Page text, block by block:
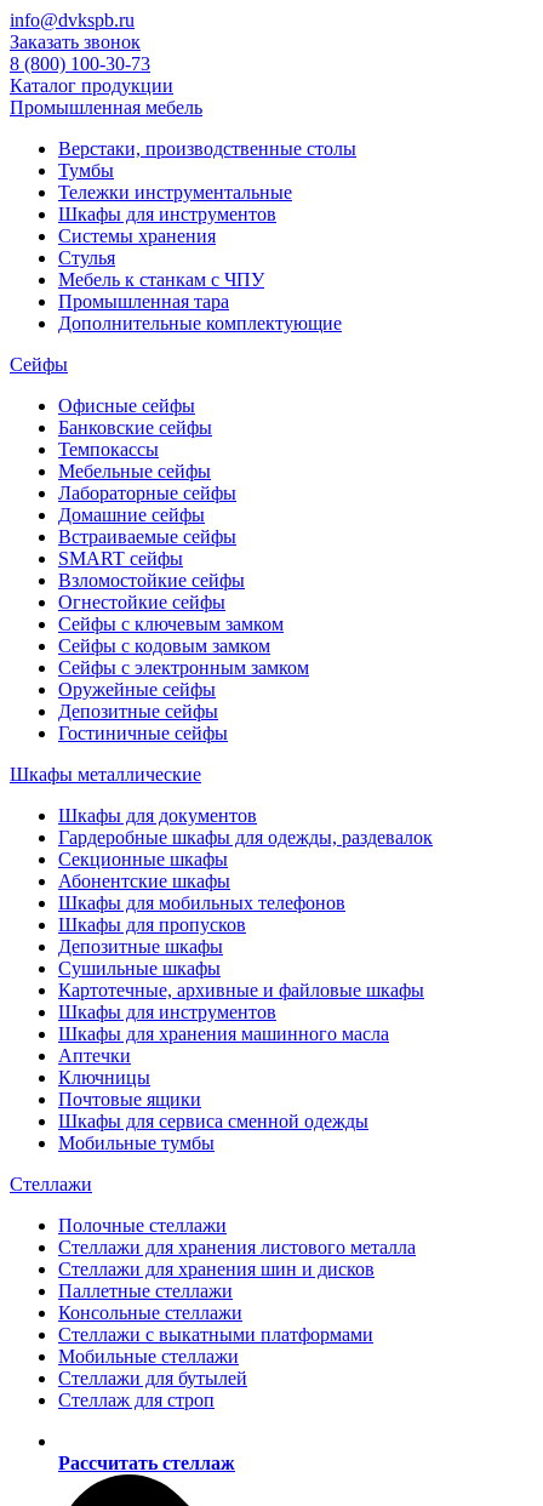
info@dvkspb.ru
Заказать звонок
8 (800) 100-30-73
Каталог продукции
Промышленная мебель
Верстаки, производственные столы
Тумбы
Тележки инструментальные
Шкафы для инструментов
Системы хранения
Стулья
Мебель к станкам с ЧПУ
Промышленная тара
Дополнительные комплектующие
Сейфы
Офисные сейфы
Банковские сейфы
Темпокассы
Мебельные сейфы
Лабораторные сейфы
Домашние сейфы
Встраиваемые сейфы
SMART сейфы
Взломостойкие сейфы
Огнестойкие сейфы
Сейфы с ключевым замком
Сейфы с кодовым замком
Сейфы с электронным замком
Оружейные сейфы
Депозитные сейфы
Гостиничные сейфы
Шкафы металлические
Шкафы для документов
Гардеробные шкафы для одежды, раздевалок
Секционные шкафы
Абонентские шкафы
Шкафы для мобильных телефонов
Шкафы для пропусков
Депозитные шкафы
Сушильные шкафы
Картотечные, архивные и файловые шкафы
Шкафы для инструментов
Шкафы для хранения машинного масла
Аптечки
Ключницы
Почтовые ящики
Шкафы для сервиса сменной одежды
Мобильные тумбы
Стеллажи
Полочные стеллажи
Стеллажи для хранения листового металла
Стеллажи для хранения шин и дисков
Паллетные стеллажи
Консольные стеллажи
Стеллажи с выкатными платформами
Мобильные стеллажи
Стеллажи для бутылей
Стеллаж для строп
Рассчитать стеллаж